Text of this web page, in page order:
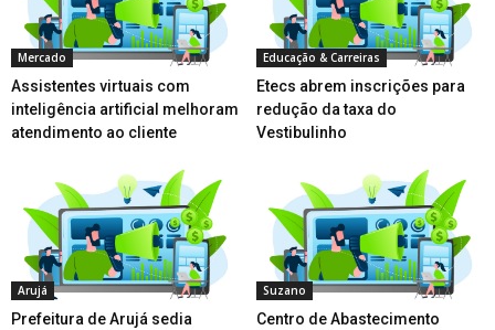
Mercado
Assistentes virtuais com
inteligência artificial melhoram
atendimento ao cliente
Educação & Carreiras
Etecs abrem inscrições para
redução da taxa do
Vestibulinho
Arujá
Prefeitura de Arujá sedia
Suzano
Centro de Abastecimento